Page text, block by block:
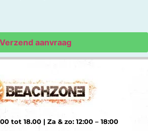
tot 18.00 | Za & zo: 12:00 – 18:00